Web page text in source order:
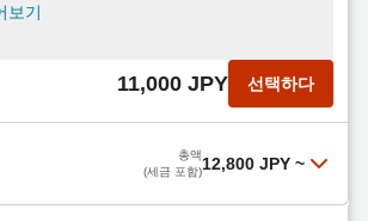
보기
11,000 JPY 선택하다
총액
(세금 포함)12,800 JPY ~